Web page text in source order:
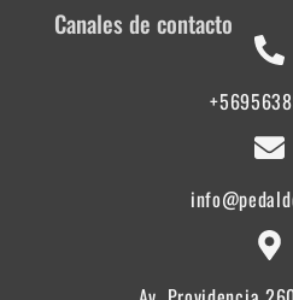
Canales de contacto